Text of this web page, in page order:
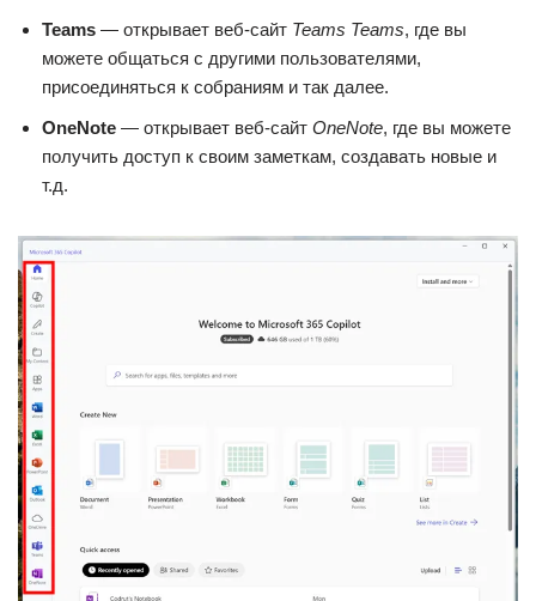
Teams — открывает веб-сайт Teams Teams, где вы
можете общаться с другими пользователями,
присоединяться к собраниям и так далее.
OneNote — открывает веб-сайт OneNote, где вы можете
получить доступ к своим заметкам, создавать новые и
т.д.